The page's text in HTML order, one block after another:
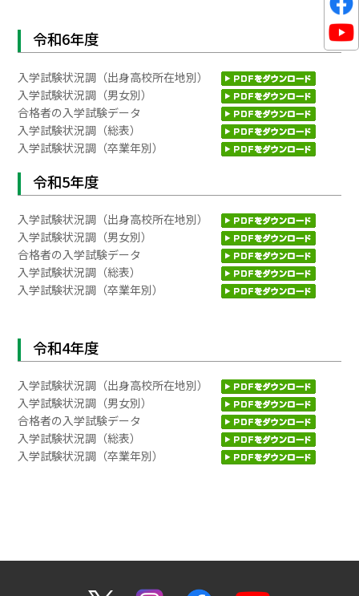
令和6年度
入学試験状況調（出身高校所在地別）
入学試験状況調（男女別）
合格者の入学試験データ
入学試験状況調（総表）
入学試験状況調（卒業年別）
令和5年度
入学試験状況調（出身高校所在地別）
入学試験状況調（男女別）
合格者の入学試験データ
入学試験状況調（総表）
入学試験状況調（卒業年別）
令和4年度
入学試験状況調（出身高校所在地別）
入学試験状況調（男女別）
合格者の入学試験データ
入学試験状況調（総表）
入学試験状況調（卒業年別）